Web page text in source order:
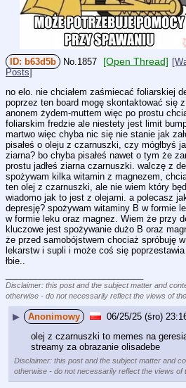
b63d5b No.1857 [Open Thread]
Posts]
no elo. nie chciałem zaśmiecać foliarskiej
poprzez ten board mogę skontaktować się
anonem żydem-muttem więc po prostu
foliarskim fredzie ale niestety jest limit
martwo więc chyba nic się nie stanie jak
pisałeś o oleju z czarnuszki, czy mógłbyś
ziarna? bo chyba pisałeś nawet o tym że
prostu jadłeś ziarna czarnuszki. walczę z
spożywam kilka witamin z magnezem,
ten olej z czarnuszki, ale nie wiem który
wiadomo jak to jest z olejami. a polecasz
depresję? spożywam witaminy B w formie
w formie leku oraz magnez. Wiem że przy
kluczowe jest spożywanie dużo B oraz
że przed samobójstwem chociaż spróbuję
lekarstw i supli i może coś się
łbie..
Disclaimer: this post and the subject matter and
otherwise - do not necessarily reflect the views of
▶ Anonimowy 06/25/25 (śro)
olej z czarnuszki to memes na
streamy za obrazanie olisadebe
Disclaimer: this post and the subject matter and
otherwise - do not necessarily reflect the views of